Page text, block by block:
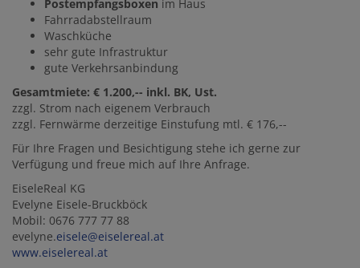
Postempfangsboxen im Haus
Fahrradabstellraum
Waschküche
sehr gute Infrastruktur
gute Verkehrsanbindung
Gesamtmiete: € 1.200,-- inkl. BK, Ust.
zzgl. Strom nach eigenem Verbrauch
zzgl. Fernwärme derzeitige Einstufung mtl. € 176,--
Für Ihre Fragen und Besichtigung stehe ich gerne zur
Verfügung und freue mich auf Ihre Anfrage.
EiseleReal KG
Evelyne Eisele-Bruckböck
Mobil: 0676 777 77 88
evelyne.eisele@eiselereal.at
www.eiselereal.at